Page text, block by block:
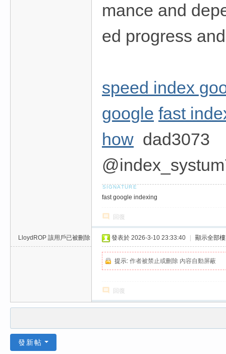
mance and
ed progress
speed index
google fast
how dad3073
fast google indexing
回復
LloydROP 該用戶已被刪除 發表於 2026-3-10 23:33:40 顯示全部
提示: 作者被禁止或刪除 內容自動屏蔽
回復
發新帖